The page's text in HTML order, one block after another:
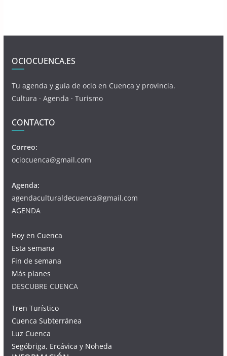
OCIOCUENCA.ES
Tu agenda y guía de ocio en Cuenca y provincia.
Cultura · Agenda · Turismo
CONTACTO
Correo:
ociocuenca@gmail.com
Agenda:
agendaculturaldecuenca@gmail.com
AGENDA
Hoy en Cuenca
Esta semana
Fin de semana
Más planes
DESCUBRE CUENCA
Tren Turístico
Cuenca Subterránea
Luz Cuenca
Segóbriga, Ercávica y Noheda